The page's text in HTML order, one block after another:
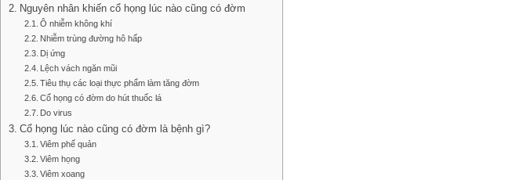
Nguyên nhân khiến cổ họng lúc nào cũng có đờm
Ô nhiễm không khí
Nhiễm trùng đường hô hấp
Dị ứng
Lệch vách ngăn mũi
Tiêu thụ các loại thực phẩm làm tăng đờm
Cổ họng có đờm do hút thuốc lá
Do virus
Cổ họng lúc nào cũng có đờm là bệnh gì?
Viêm phế quản
Viêm họng
Viêm xoang